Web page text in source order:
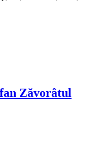
Zăvorâtul